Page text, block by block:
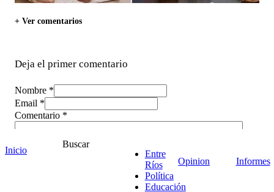
+ Ver comentarios
Deja el primer comentario
Nombre *
Email *
Comentario *
Inicio
Buscar
Entre
Ríos
Política
Educación
Opinion Informes